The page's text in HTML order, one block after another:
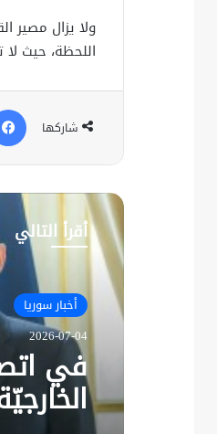
ولا يزال مصير
اللحظة، حيث
شاركها
أقرأ التالي
أخبار سوريا
2026-07-04
في